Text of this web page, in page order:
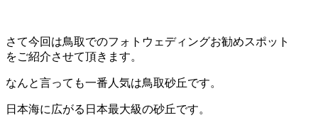
さて今回は鳥取でのフォトウェディングお勧めスポット
をご紹介させて頂きます。
なんと言っても一番人気は鳥取砂丘です。
日本海に広がる日本最大級の砂丘です。